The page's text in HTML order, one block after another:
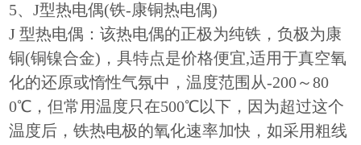
5、J型热电偶(铁-康铜热电偶)
J 型热电偶：该热电偶的正极为纯铁，负极为康
铜(铜镍合金)，具特点是价格便宜,适用于真空氧
化的还原或惰性气氛中，温度范围从-200～80
0℃，但常用温度只在500℃以下，因为超过这个
温度后，铁热电极的氧化速率加快，如采用粗线